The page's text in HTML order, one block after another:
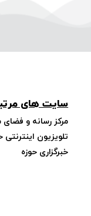
سایت های
مرکز رسانه و فضای
تلویزیون اینترنتی
خبرگزاری حوزه